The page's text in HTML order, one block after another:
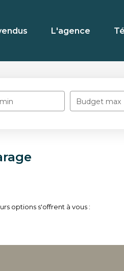
L'agence
Budget max
options s'offrent à vous :